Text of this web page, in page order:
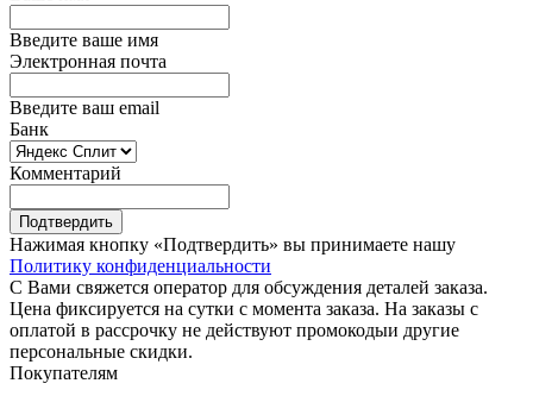
Введите ваше имя
Электронная почта
Введите ваш email
Банк
Комментарий
Подтвердить
Нажимая кнопку «Подтвердить» вы принимаете нашу
Политику конфиденциальности
С Вами свяжется оператор для обсуждения деталей заказа.
Цена фиксируется на сутки с момента заказа. На заказы с
оплатой в рассрочку не действуют промокодыи другие
персональные скидки.
Покупателям